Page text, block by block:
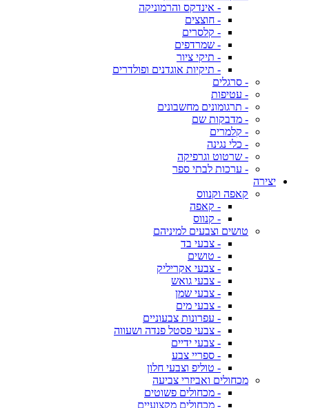
- אינדקס והרמוניקה
- חוצצים
- קלסרים
- שמרדפים
- תיקי ציור
- תיקיות אוגדנים ופולדרים
- סרגלים
- עטיפות
- תרגומונים מחשבונים
- מדבקות שם
- קלמרים
- כלי נגינה
- שרטוט וגרפיקה
- ערכות לבתי ספר
יצירה
קאפה וקנווס
- קאפה
- קנווס
טושים וצבעים למיניהם
- צבעי בד
- טושים
- צבעי אקריליק
- צבעי גואש
- צבעי שמן
- צבעי מים
- עפרונות צבעוניים
- צבעי פסטל פנדה ושעווה
- צבעי ידיים
- ספריי צבע
- טוליפ וצבעי חלון
מכחולים ואביזרי צביעה
- מכחולים פשוטים
- מכחולים מקצועיים